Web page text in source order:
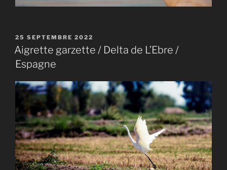
PUBLIÉ
LE
25 SEPTEMBRE 2022
Aigrette garzette / Delta de L’Ebre /
Espagne